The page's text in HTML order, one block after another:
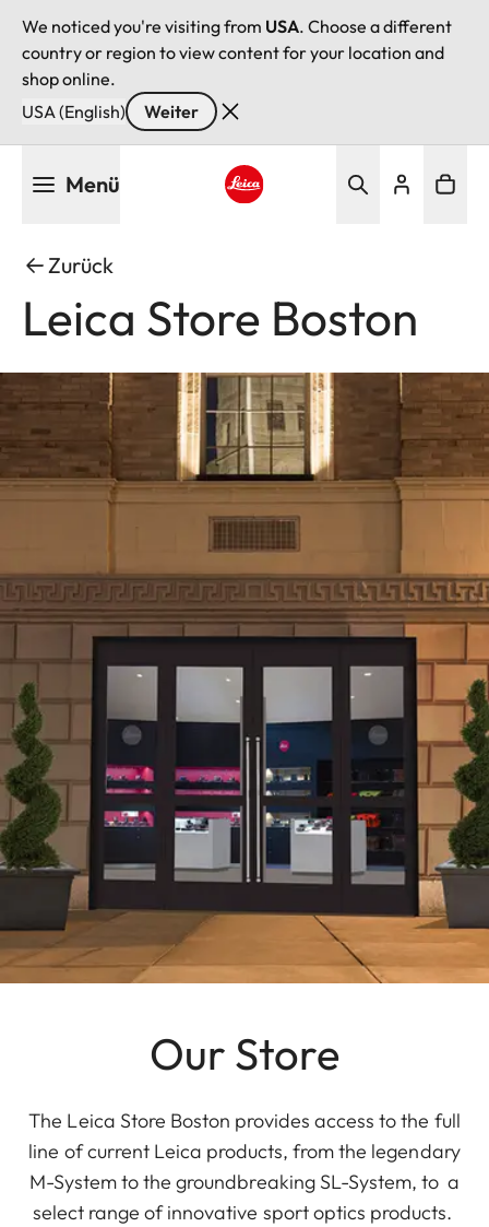
We noticed you're visiting from USA. Choose a different
country or region to view content for your location and
shop online.
USA (English)
Weiter
Menü
Zurück
Leica Store Boston
Our Store
The Leica Store Boston provides access to the full
line of current Leica products, from the legendary
M-System to the groundbreaking SL-System, to a
select range of innovative sport optics products.